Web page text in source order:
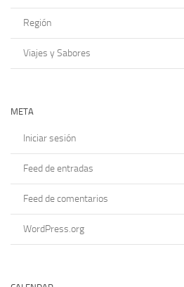
Región
Viajes y Sabores
META
Iniciar sesión
Feed de entradas
Feed de comentarios
WordPress.org